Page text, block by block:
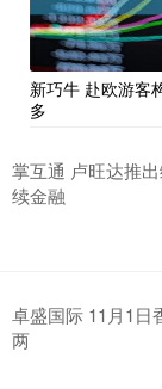
新巧牛 赴欧游客
多
掌互通 卢旺达推
续金融
卓盛国际 11月1日
两